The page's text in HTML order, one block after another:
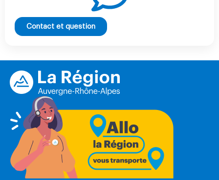
Contact et question